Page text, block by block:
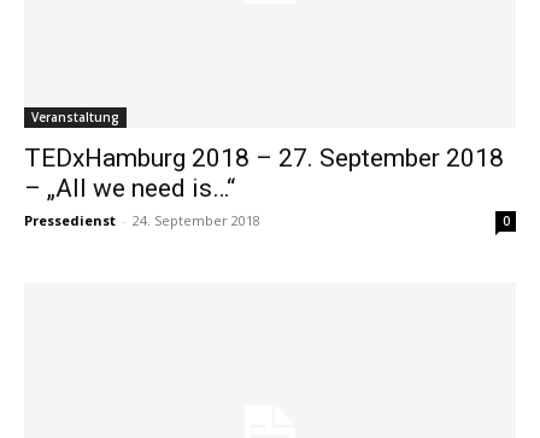
Veranstaltung
TEDxHamburg 2018 – 27. September 2018
– „All we need is…“
Pressedienst - 24. September 2018 0